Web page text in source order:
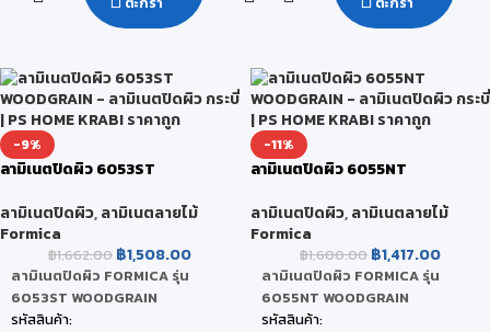
ขนาดสินค้า:
122 x 244 x 0.08 CM
หน่วยนับ:
แผ่น
สินค้าพร้อมส่ง (จัดส่งภายใน 2-5 วัน)
ขนาดสินค้า:
122 x 244 x 0.08 CM
หน่วยนับ:
แผ่น
สินค้าพร้อมส่ง (จัดส่งภายใน 2-5 วัน)
-9%
ลามิเนตปิดผิว 6053ST
ลามิเนตปิดผิว,ลามิเนตลายไม้
Formica
฿1,662.00 ฿1,508.00
ลามิเนตปิดผิว FORMICA รุ่น
6053ST WOODGRAIN
รหัสสินค้า:
-11%
ลามิเนตปิดผิว 6055NT
ลามิเนตปิดผิว,ลามิเนตลายไม้
Formica
฿1,600.00 ฿1,417.00
ลามิเนตปิดผิว FORMICA รุ่น
6055NT WOODGRAIN
รหัสสินค้า: